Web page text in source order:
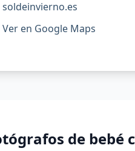
soldeinvierno.es
Ver en Google Maps
de bebé